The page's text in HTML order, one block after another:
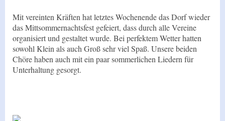
Mit vereinten Kräften hat letztes Wochenende das Dorf wieder
das Mittsommernachtsfest gefeiert, dass durch alle Vereine
organisiert und gestaltet wurde. Bei perfektem Wetter hatten
sowohl Klein als auch Groß sehr viel Spaß. Unsere beiden
Chöre haben auch mit ein paar sommerlichen Liedern für
Unterhaltung gesorgt.